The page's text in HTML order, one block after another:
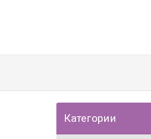
Категории